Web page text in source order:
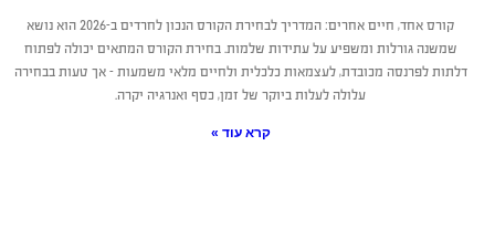
קורס אחד, חיים אחרים: המדריך לבחירת הקורס הנכון לחרדים ב-2026 הוא נושא
שמשנה גורלות ומשפיע על עתידות שלמות. בחירת הקורס המתאים יכולה לפתוח
דלתות לפרנסה מכובדת, לעצמאות כלכלית ולחיים מלאי משמעות – אך טעות בבחירה
עלולה לעלות ביוקר של זמן, כסף ואנרגיה יקרה.
קרא עוד »